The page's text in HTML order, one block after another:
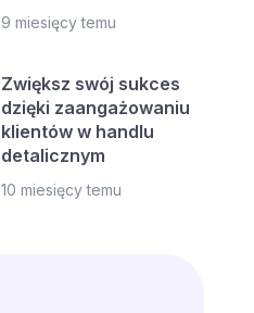
9 miesięcy temu
Zwiększ swój sukces
dzięki zaangażowaniu
klientów w handlu
detalicznym
10 miesięcy temu